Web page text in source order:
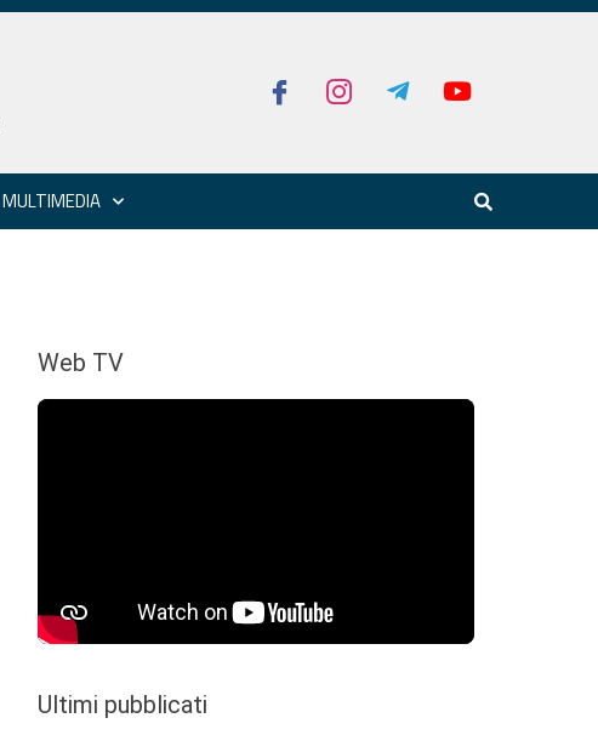
MULTIMEDIA
Web TV
Ultimi pubblicati